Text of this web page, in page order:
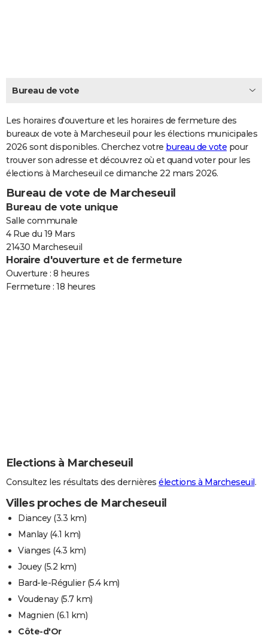
CARTE DE VOEUX
Dictionnaire
Biographies
Citations
Expressions
Proverbes
PROGRAMME TV
COPAINS D'AVANT
FORUM
Bricolage
Lifestyle
Culture
Sport
Auto
Television
Voyage
Cinema
Bureau de vote
Les horaires d'ouverture et les horaires de fermeture des
bureaux de vote à Marcheseuil pour les élections municipales
2026 sont disponibles. Cherchez votre bureau de vote pour
trouver son adresse et découvrez où et quand voter pour les
élections à Marcheseuil ce dimanche 22 mars 2026.
Bureau de vote de Marcheseuil
Bureau de vote unique
Salle communale
4 Rue du 19 Mars
21430 Marcheseuil
Horaire d'ouverture et de fermeture
Ouverture : 8 heures
Fermeture : 18 heures
Elections à Marcheseuil
Consultez les résultats des dernières élections à Marcheseuil.
Villes proches de Marcheseuil
Diancey(3.3 km)
Manlay(4.1 km)
Vianges (4.3 km)
Jouey(5.2 km)
Bard-le-Régulier(5.4 km)
Voudenay(5.7 km)
Magnien (6.1 km)
Côte-d'Or